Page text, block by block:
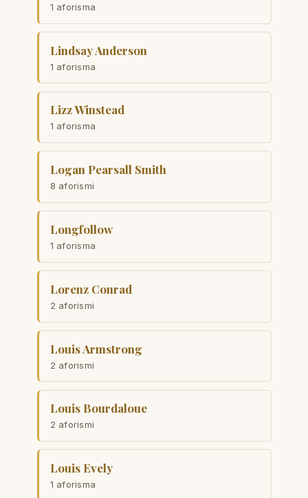
1 aforisma
Lindsay Anderson
1 aforisma
Lizz Winstead
1 aforisma
Logan Pearsall Smith
8 aforismi
Longfollow
1 aforisma
Lorenz Conrad
2 aforismi
Louis Armstrong
2 aforismi
Louis Bourdaloue
2 aforismi
Louis Evely
1 aforisma